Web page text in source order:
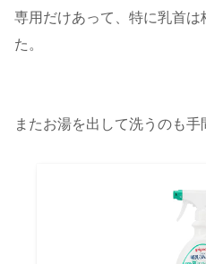
専用だけあって、特に乳首
た。
またお湯を出して洗うのも